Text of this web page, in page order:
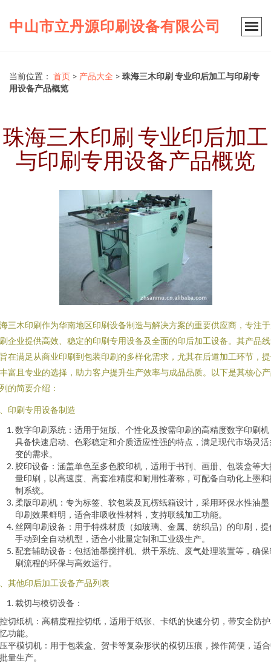
中山市立丹源印刷设备有限公司
当前位置： 首页 > 产品大全 > 珠海三木印刷 专业印后加工与印刷专
用设备产品概览
珠海三木印刷 专业印后加工
与印刷专用设备产品概览
三木印刷作为华南地区印刷设备制造与解决方案的重要供应商，专注
企业提供高效、稳定的印刷专用设备及全面的印后加工设备。其产品
在满足从商业印刷到包装印刷的多样化需求，尤其在后道加工环节，
富且专业的选择，助力客户提升生产效率与成品品质。以下是其核心
的简要介绍：
印刷专用设备制造
数字印刷系统：适用于短版、个性化及按需印刷的高精度数字印刷机
具备快速启动、色彩稳定和介质适应性强的特点，满足现代市场灵活
变的需求。
胶印设备：涵盖单色至多色胶印机，适用于书刊、画册、包装盒等大
量印刷，以高速度、高套准精度和耐用性著称，可配备自动化上墨和
制系统。
柔版印刷机：专为标签、软包装及瓦楞纸箱设计，采用环保水性油墨
印刷效果鲜明，适合非吸收性材料，支持联线加工功能。
丝网印刷设备：用于特殊材质（如玻璃、金属、纺织品）的印刷，提
手动到全自动机型，适合小批量定制和工业级生产。
配套辅助设备：包括油墨搅拌机、烘干系统、废气处理装置等，确保
刷流程的环保与高效运行。
其他印后加工设备产品列表
裁切与模切设备：
切纸机：高精度程控切纸，适用于纸张、卡纸的快速分切，带安全防
功能。
平模切机：用于包装盒、贺卡等复杂形状的模切压痕，操作简便，适
量生产。